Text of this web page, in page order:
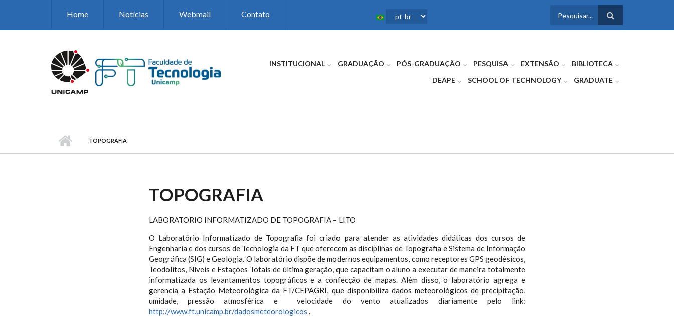
Home Notícias Webmail Contato
FORMULÁRIO
INSTITUCIONAL GRADUAÇÃO PÓS-GRADUAÇÃO PESQUISA EXTENSÃO
BIBLIOTECA
DEAPE
SCHOOL OF TECHNOLOGY GRADUATE
TOPOGRAFIA
TOPOGRAFIA
LABORATORIO INFORMATIZADO DE TOPOGRAFIA – LITO
O Laboratório Informatizado de Topografia foi criado para atender as atividades didáticas dos cursos de
Engenharia e dos cursos de Tecnologia da FT que oferecem as disciplinas de Topografia e Sistema de Informação
Geográfica (SIG) e Geologia. O laboratório dispõe de modernos equipamentos, como receptores GPS geodésicos,
Teodolitos, Níveis e Estações Totais de última geração, que capacitam o aluno a executar de maneira totalmente
informatizada os levantamentos topográficos e a confecção de mapas. Além disso, o laboratório agrega e
gerencia a Estação Meteorológica da FT/CEPAGRI, que disponibiliza dados meteorológicos de precipitação,
umidade, pressão atmosférica e velocidade do vento atualizados diariamente pelo link:
http://www.ft.unicamp.br/dadosmeteorologicos .